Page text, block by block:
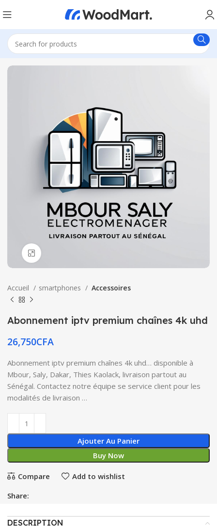
Accueil smartphones Accessoires
Abonnement iptv premium chaînes 4k uhd
26,750CFA
Abonnement iptv premium chaînes 4k uhd… disponible à
Mbour, Saly, Dakar, Thies Kaolack, livraison partout au
Sénégal. Contactez notre équipe se service client pour les
modalités de livraison …
Ajouter Au Panier
Buy Now
Compare Add to wishlist
Share:
DESCRIPTION